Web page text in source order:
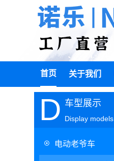
首页 关于我们
D 车型展示
Display models
电动老爷车